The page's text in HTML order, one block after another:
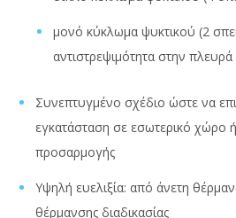
μονό κύκλωμα ψυκτικού (2
αντιστρεψιμότητα στην
Συνεπτυγμένο σχέδιο ώστε να
εγκατάσταση σε εσωτερικό χώρο ή
προσαρμογής
Υψηλή ευελιξία: από άνετη
θέρμανσης διαδικασίας